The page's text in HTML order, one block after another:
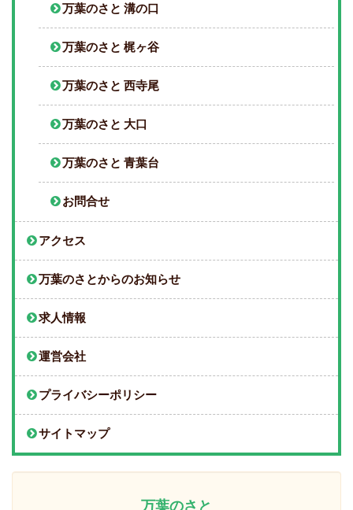
万葉のさと 溝の口
万葉のさと 梶ヶ谷
万葉のさと 西寺尾
万葉のさと 大口
万葉のさと 青葉台
お問合せ
アクセス
万葉のさとからのお知らせ
求人情報
運営会社
プライバシーポリシー
サイトマップ
万葉のさと